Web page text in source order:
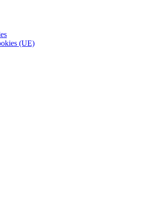
(UE)